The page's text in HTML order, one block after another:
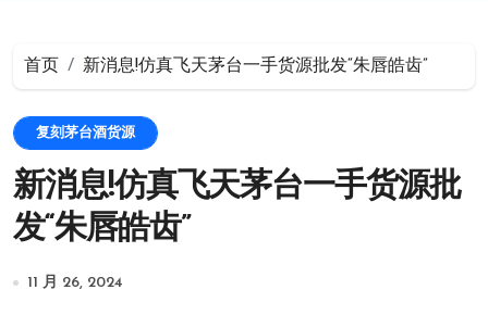
首页 新消息!仿真飞天茅台一手货源批发“朱唇皓齿”
复刻茅台酒货源
新消息!仿真飞天茅台一手货源批
发“朱唇皓齿”
11 月 26, 2024